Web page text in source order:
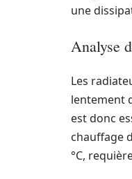
une
Analyse
Les
lentement
est donc
chauffage
°C,